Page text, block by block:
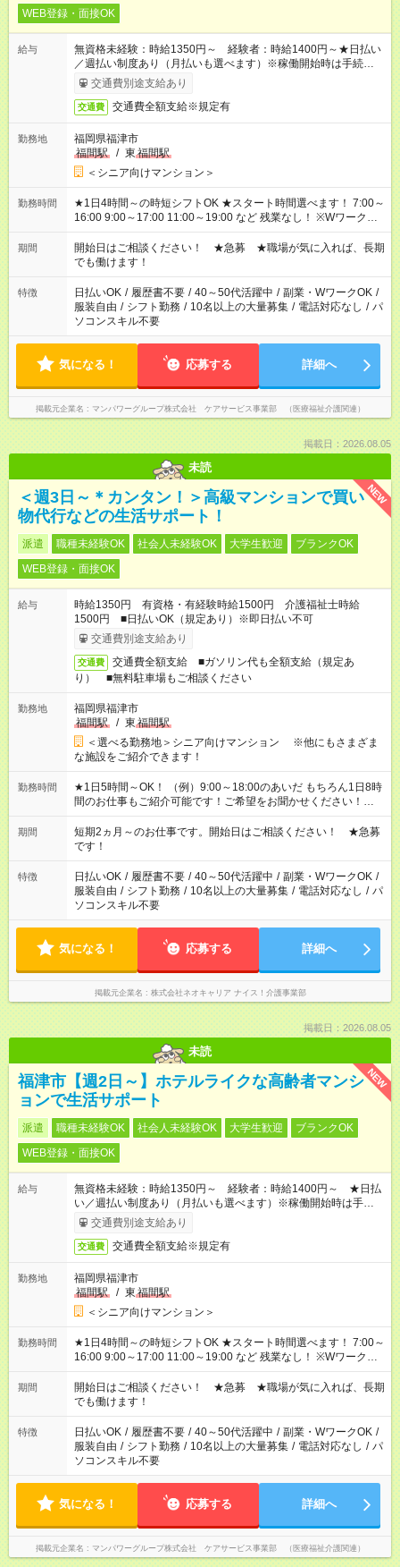
WEB登録・面接OK
給与
無資格未経験：時給1350円～ 経験者：時給1400円～★日払い
／週払い制度あり（月払いも選べます）※稼働開始時は手続き完
了次第のお支払いとなります。
交通費別途支給あり
交通費 交通費全額支給※規定有
勤務地
福岡県福津市
福間駅
/ 東 福間駅
＜シニア向けマンション＞
勤務時間
★1日4時間～の時短シフトOK ★スタート時間選べます！ 7:00～
16:00 9:00～17:00 11:00～19:00 など 残業なし！ ※Wワークの
場合、他のお仕事と合わせ週40時間超の就業はご案内できませ
ん ※法令に基づき、週20時間以上勤務は社会保険への加入対象
となります ※労働者派遣法（日雇い派遣の原則禁止）により、
短時間・短期間の就業はご案内が難しい場合があります
期間
開始日はご相談ください！ ★急募 ★職場が気に入れば、長期
でも働けます！
特徴 日払いOK / 履歴書不要 / 40～50代活躍中 / 副業・WワークOK /
服装自由 / シフト勤務 / 10名以上の大量募集 / 電話対応なし / パ
ソコンスキル不要
気になる！ 応募する 詳細へ
掲載元企業名 マンパワーグループ株式会社 ケアサービス事業部 （医療福祉介護関連）
掲載日：2026.08.05
未読
NEW
＜週3日～＊カンタン！＞高級マンションで買い
物代行などの生活サポート！
派遣 職種未経験OK 社会人未経験OK 大学生歓迎
ブランクOK
WEB登録・面接OK
給与
時給1350円 有資格・有経験時給1500円 介護福祉士時給
1500円 ■日払いOK（規定あり）※即日払い不可
交通費別途支給あり
交通費
交通費全額支給 ■ガソリン代も全額支給（規定あ
り） ■無料駐車場もご相談ください
勤務地
福岡県福津市
福間駅
/ 東 福間駅
＜選べる勤務地＞シニア向けマンション ※他にもさまざま
な施設をご紹介できます！
勤務時間
★1日5時間～OK！ （例）9:00～18:00のあいだ もちろん1日8時
間のお仕事もご紹介可能です！ご希望をお聞かせください！★家
庭の都合でお休みが必要な場合も遠慮なくご相談ください。 ※
週最低15時間以上の勤務が必要です
期間
短期2ヵ月～のお仕事です。開始日はご相談ください！ ★急募
です！
特徴 日払いOK / 履歴書不要 / 40～50代活躍中 / 副業・WワークOK /
服装自由 / シフト勤務 / 10名以上の大量募集 / 電話対応なし / パ
ソコンスキル不要
気になる！ 応募する 詳細へ
掲載元企業名 株式会社ネオキャリア ナイス！介護事業部
掲載日：2026.08.05
未読
NEW
福津市【週2日～】ホテルライクな高齢者マンシ
ョンで生活サポート
派遣 職種未経験OK 社会人未経験OK 大学生歓迎
ブランクOK
WEB登録・面接OK
給与
無資格未経験：時給1350円～ 経験者：時給1400円～ ★日払
い／週払い制度あり（月払いも選べます）※稼働開始時は手続き
完了次第のお支払いとなります。
交通費別途支給あり
交通費 交通費全額支給※規定有
勤務地
福岡県福津市
福間駅
/ 東 福間駅
＜シニア向けマンション＞
勤務時間
★1日4時間～の時短シフトOK ★スタート時間選べます！ 7:00～
16:00 9:00～17:00 11:00～19:00 など 残業なし！ ※Wワークの
場合、他のお仕事と合わせ週40時間超の就業はご案内できませ
ん ※法令に基づき、週20時間以上勤務は社会保険への加入対象
となります ※労働者派遣法（日雇い派遣の原則禁止）により、
短時間・短期間の就業はご案内が難しい場合があります
期間
開始日はご相談ください！ ★急募 ★職場が気に入れば、長期
でも働けます！
特徴 日払いOK / 履歴書不要 / 40～50代活躍中 / 副業・WワークOK /
服装自由 / シフト勤務 / 10名以上の大量募集 / 電話対応なし / パ
ソコンスキル不要
気になる！ 応募する 詳細へ
掲載元企業名 マンパワーグループ株式会社 ケアサービス事業部 （医療福祉介護関連）